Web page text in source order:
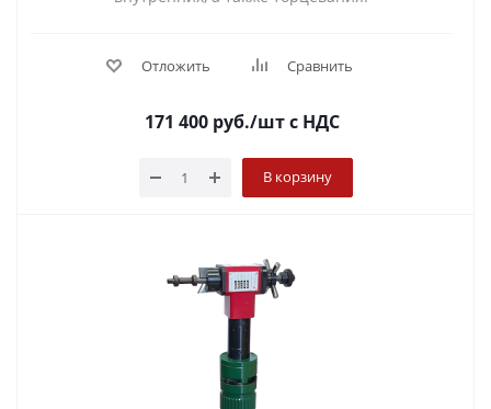
Отложить Сравнить
171 400руб./штс НДС
В корзину